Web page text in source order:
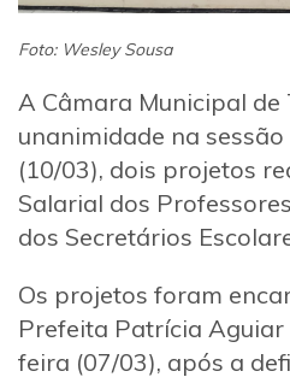
Foto: Wesley Sousa
A Câmara Municipal
unanimidade na
(10/03), dois projetos
Salarial dos
dos Secretários
Os projetos foram
Prefeita Patrícia
feira (07/03), após a